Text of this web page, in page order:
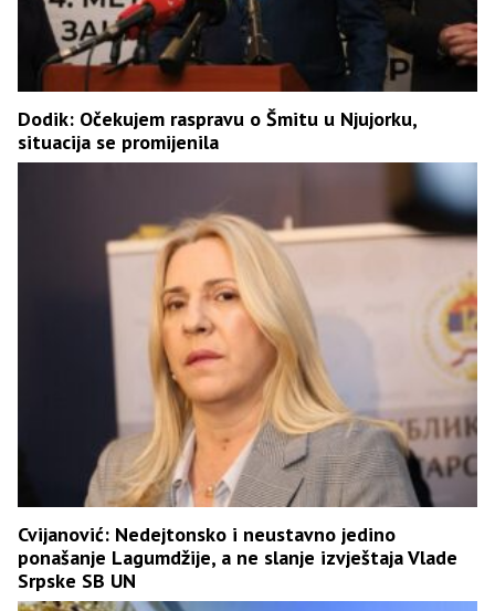
Dodik: Očekujem raspravu o Šmitu u Njujorku,
situacija se promijenila
Cvijanović: Nedejtonsko i neustavno jedino
ponašanje Lagumdžije, a ne slanje izvještaja Vlade
Srpske SB UN